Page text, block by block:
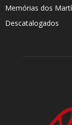
Memórias dos
Descatalogados